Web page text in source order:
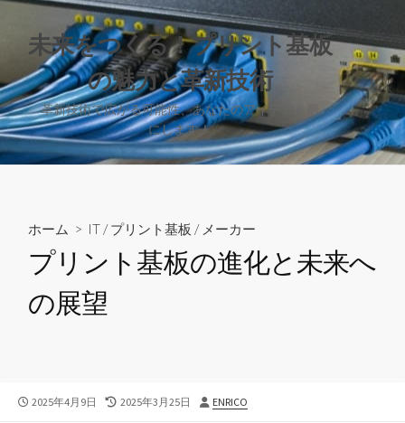
ン
ツ
へ
ス
キ
未来をつくる！プリント基板
の魅力と革新技術
革新技術で広がる可能性、あなたのアイデアを形
にします！
検
索
切
り
替
ホーム > IT /プリント基板 / メーカー
プリント基板の進化と未来へ
の展望
公
2025年4月9日
最
2025年3月25日
投
ENRICO